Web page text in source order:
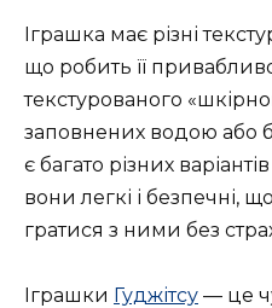
Іграшка має різні
що робить її
текстурованого
заповнених водою
є багато різних
вони легкі і безпечні,
гратися з ними без
Іграшки Гуджітсу — це